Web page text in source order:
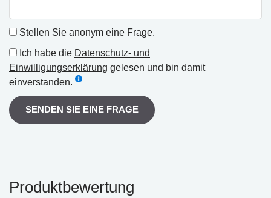
Stellen Sie anonym eine Frage.
Ich habe die Datenschutz- und
Einwilligungserklärung gelesen und bin damit
einverstanden.
SENDEN SIE EINE FRAGE
Produktbewertung